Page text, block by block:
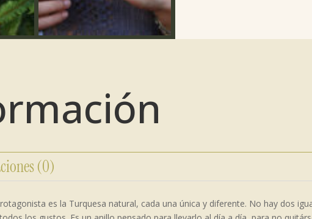
(0)
es la Turquesa natural, cada una única y diferente. No hay dos